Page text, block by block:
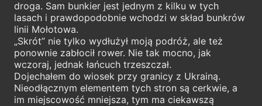
droga. Sam bunkier jest jednym z kilku w tych
lasach i prawdopodobnie wchodzi w skład bunkrów
linii Mołotowa.
„Skrót” nie tylko wydłużył moją podróż, ale też
ponownie zabłocił rower. Nie tak mocno, jak
wczoraj, jednak łańcuch trzeszczał.
Dojechałem do wiosek przy granicy z Ukrainą.
Nieodłącznym elementem tych stron są cerkwie, a
im miejscowość mniejsza, tym ma ciekawszą